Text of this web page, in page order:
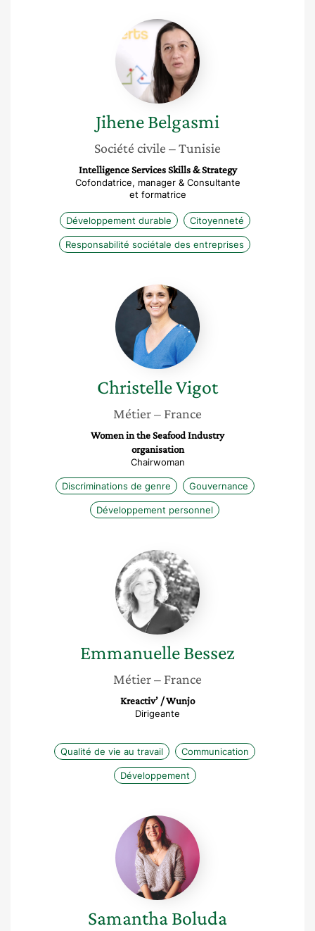
Jihene
Belgasmi
JiheneBelgasmi
Société civile – Tunisie
Intelligence Services Skills & Strategy
Cofondatrice, manager & Consultante
et formatrice
Développement durable Citoyenneté
Responsabilité sociétale des entreprises
Christelle
Vigot
ChristelleVigot
Métier– France
Women in the Seafood Industry
organisation
Chairwoman
Discriminations de genre Gouvernance
Développement personnel
Emmanuelle
Bessez
EmmanuelleBessez
Métier– France
Kreactiv’ / Wunjo
Dirigeante
Qualité de vie au travail Communication
Développement
Samantha
Boluda
SamanthaBoluda